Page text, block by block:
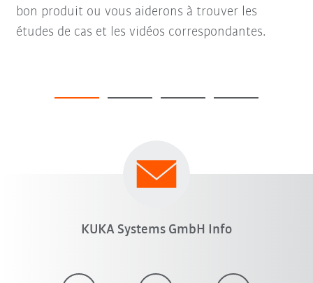
bon produit ou vous aiderons à trouver les
études de cas et les vidéos correspondantes.
KUKA Systems GmbH Info